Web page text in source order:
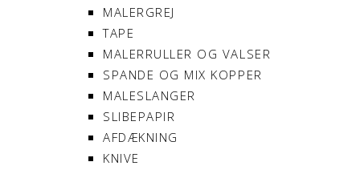
MALERGREJ
TAPE
MALERRULLER OG VALSER
SPANDE OG MIX KOPPER
MALESLANGER
SLIBEPAPIR
AFDÆKNING
KNIVE